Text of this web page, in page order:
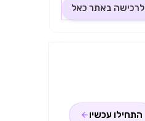
לרכישה באתר כאל
התחילו עכשיו